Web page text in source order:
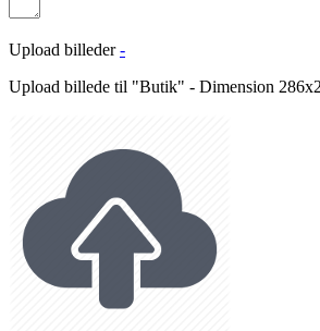
Upload billeder -
Upload billede til "Butik" - Dimension